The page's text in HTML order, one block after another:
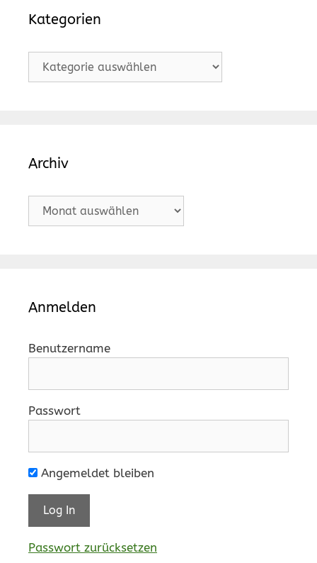
Kategorien
Kategorien
Archiv
Archiv
Anmelden
Benutzername
Passwort
Angemeldet bleiben
Passwort zurücksetzen